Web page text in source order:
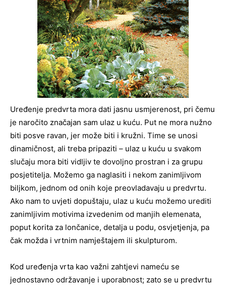
Uređenje predvrta mora dati jasnu usmjerenost, pri čemu
je naročito značajan sam ulaz u kuću. Put ne mora nužno
biti posve ravan, jer može biti i kružni. Time se unosi
dinamičnost, ali treba pripaziti – ulaz u kuću u svakom
slučaju mora biti vidljiv te dovoljno prostran i za grupu
posjetitelja. Možemo ga naglasiti i nekom zanimljivom
biljkom, jednom od onih koje preovladavaju u predvrtu.
Ako nam to uvjeti dopuštaju, ulaz u kuću možemo urediti
zanimljivim motivima izvedenim od manjih elemenata,
poput korita za lončanice, detalja u podu, osvjetjenja, pa
čak možda i vrtnim namještajem ili skulpturom.
Kod uređenja vrta kao važni zahtjevi nameću se
jednostavno održavanje i uporabnost; zato se u predvrtu